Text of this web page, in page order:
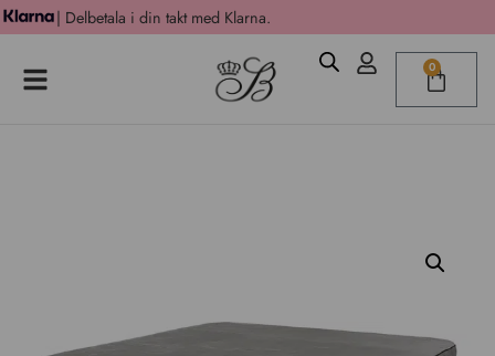
| Delbetala i din takt med Klarna.
0